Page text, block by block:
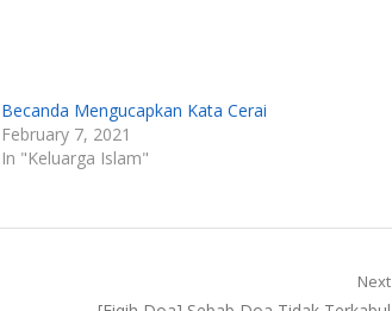
Becanda Mengucapkan Kata Cerai
February 7, 2021
In "Keluarga Islam"
Next